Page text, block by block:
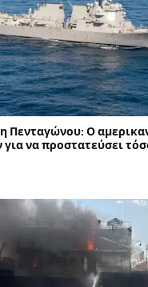
Πενταγώνου: Ο
να προστατεύσει